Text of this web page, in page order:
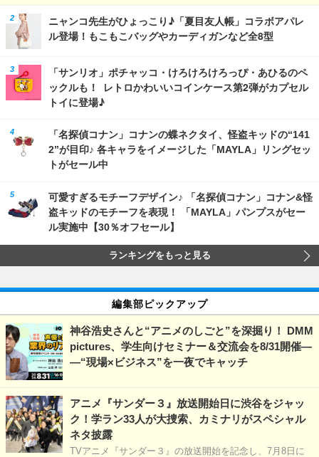
ニャンコ先生がひょっこり♪「夏目友人帳」コラボアパレ
ル登場！もこもこバッグやカーディガンなど全8型
「サンリオ」ポチャッコ・けろけろけろっぴ・あひるのペ
ックルも！ レトロかわいいコインケース第2弾がカプセル
トイに登場♪
「名探偵コナン」コナンの蝶ネクタイ、怪盗キッドの“141
2”が目印♪ 各キャラをイメージした「MAYLA」リングセッ
トがセール中
可愛すぎるモチーフデザイン♪ 「名探偵コナン」コナン&怪
盗キッドのモチーフを表現！ 「MAYLA」パンプスがセー
ル実施中【30％オフセール】
ランキングをもっと見る
編集部ピックアップ
神谷浩史さんと“アニメのしごと”を深掘り！ DMM
pictures、学生向けセミナー＆交流会を8/31開催―
―“現場×ビジネス”を一夜でキャッチ
アニメ『サンダー３』放送開始日に渋谷をジャッ
ク！学ラン33人が大捜索、カミナリがスペシャル
ネタ披露
TVアニメ『サンダー３』の放送開始を記念し、7月8日に